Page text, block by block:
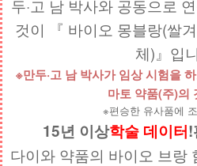
두·고 남 박사와 공동으로
것이 『 바이오 몽블랑(쌀
체)』입
※만두·고 남 박사가 임상 시험을
마토 약품(주)의
※편승한 유사품에
15년 이상학술 데이터!
다이와 약품의 바이오 브랑